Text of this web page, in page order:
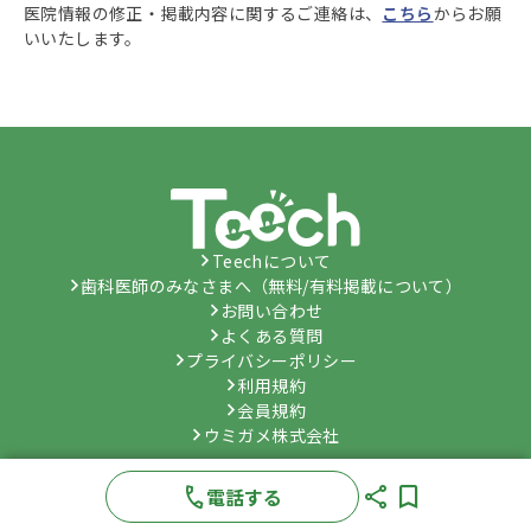
医院情報の修正・掲載内容に関するご連絡は、 こちらからお願
いいたします。
Teechについて
歯科医師のみなさまへ（無料/有料掲載について）
お問い合わせ
よくある質問
プライバシーポリシー
利用規約
会員規約
ウミガメ株式会社
© Umygame Co., Ltd. All Rights Reserved.